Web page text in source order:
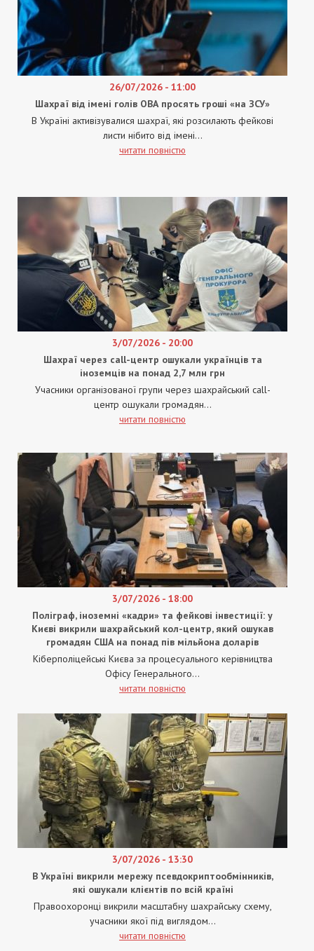
26/07/2026 - 11:00
Шахраї від імені голів ОВА просять гроші «на ЗСУ»
В Україні активізувалися шахраї, які розсилають фейкові
листи нібито від імені...
читати повністю
3/07/2026 - 20:00
Шахраї через call-центр ошукали українців та
іноземців на понад 2,7 млн грн
Учасники організованої групи через шахрайський call-
центр ошукали громадян...
читати повністю
3/07/2026 - 18:00
Поліграф, іноземні «кадри» та фейкові інвестиції: у
Києві викрили шахрайський кол-центр, який ошукав
громадян США на понад пів мільйона доларів
Кіберполіцейські Києва за процесуального керівництва
Офісу Генерального...
читати повністю
3/07/2026 - 13:30
В Україні викрили мережу псевдокриптообмінників,
які ошукали клієнтів по всій країні
Правоохоронці викрили масштабну шахрайську схему,
учасники якої під виглядом...
читати повністю